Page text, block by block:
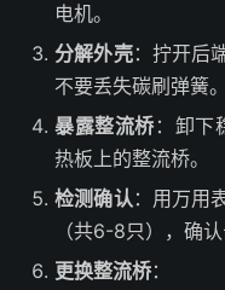
电机。
分解外壳：拧开后
不要丢失碳刷弹簧。
暴露整流桥：卸下
热板上的整流桥。
检测确认：用万用
（共6-8只），确认
更换整流桥：